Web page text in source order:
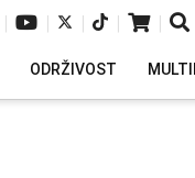
| | | | |
ODRŽIVOST